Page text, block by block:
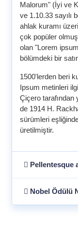
Malorum" (İyi ve
ve 1.10.33 sayılı
ahlak kuramı
çok popüler
olan "Lorem
bölümdeki bir
1500'lerden beri
Ipsum metinleri
Çiçero tarafından
de 1914 H.
sürümleri
üretilmiştir.
Pellentesque
Nobel Ödülü